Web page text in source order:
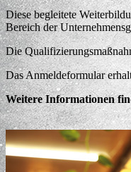
Diese begleitete
Bereich der
Die
Das Anmeldeformular
Weitere Informationen